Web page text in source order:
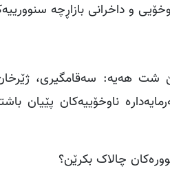
و داخرانی بازاڕچە
شت هەیە: سەقامگیری،
ناوخۆییەکان پێیان
چالاک بکرێن؟